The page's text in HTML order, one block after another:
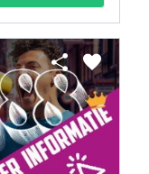
share favorite